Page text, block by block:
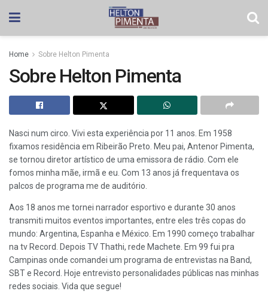
Home Sobre Helton Pimenta
Sobre Helton Pimenta
Nasci num circo. Vivi esta experiência por 11 anos. Em 1958
fixamos residência em Ribeirão Preto. Meu pai, Antenor Pimenta,
se tornou diretor artístico de uma emissora de rádio. Com ele
fomos minha mãe, irmã e eu. Com 13 anos já frequentava os
palcos de programa me de auditório.
Aos 18 anos me tornei narrador esportivo e durante 30 anos
transmiti muitos eventos importantes, entre eles três copas do
mundo: Argentina, Espanha e México. Em 1990 começo trabalhar
na tv Record. Depois TV Thathi, rede Machete. Em 99 fui pra
Campinas onde comandei um programa de entrevistas na Band,
SBT e Record. Hoje entrevisto personalidades públicas nas minhas
redes sociais. Vida que segue!